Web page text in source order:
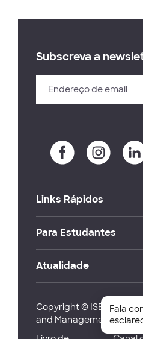
Subscreva a
Links Rápidos
Para Estudantes
Atualidade
Copyright © ISEG Lisbon
and Management 2026
Fala